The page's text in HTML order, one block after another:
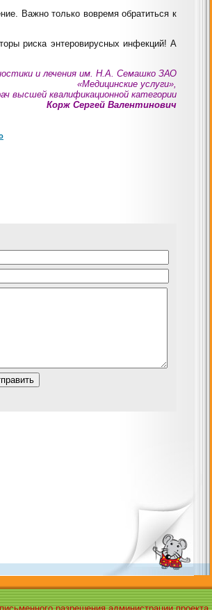
Важно только вовремя обратиться к
риска энтеровирусных инфекций! А
и лечения им. Н.А. Семашко ЗАО
«Медицинские услуги»,
высшей квалификационной категории
Корж Сергей Валентинович